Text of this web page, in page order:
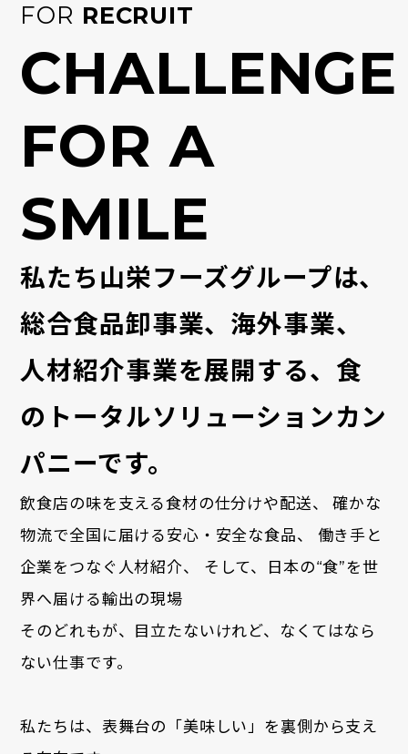
FOR RECRUIT
CHALLENGE
FOR A
SMILE
私たち山栄フーズグループは、
総合食品卸事業、海外事業、
人材紹介事業を展開する、 食
のトータルソリューションカン
パニーです。
飲食店の味を支える食材の仕分けや配送、
確かな
物流で全国に届ける安心・安全な食品、
働き手と
企業をつなぐ人材紹介、
そして、日本の“食”を世
界へ届ける輸出の現場
そのどれもが、目立たないけれど、なくてはなら
ない仕事です。
私たちは、表舞台の「美味しい」を裏側から支え